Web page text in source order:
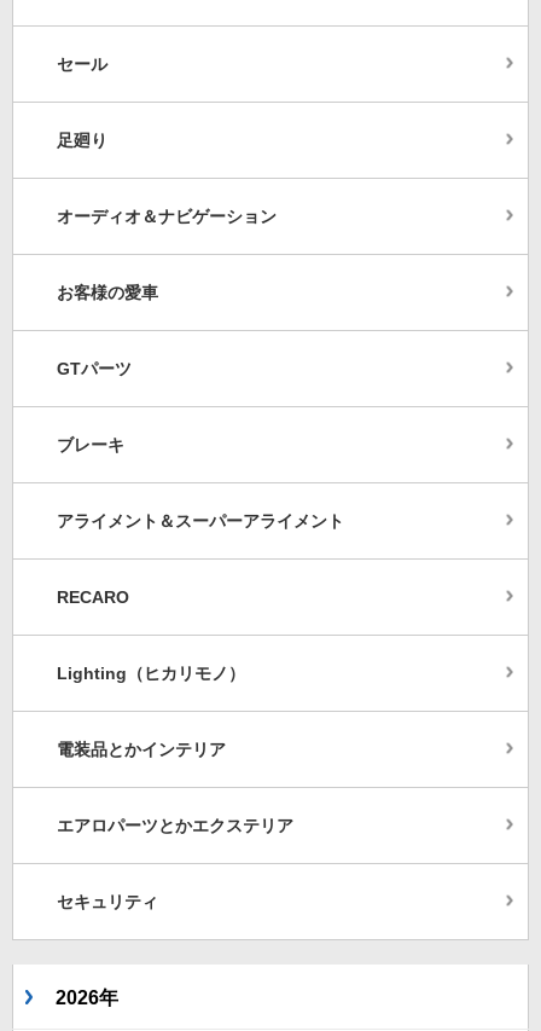
セール
足廻り
オーディオ＆ナビゲーション
お客様の愛車
GTパーツ
ブレーキ
アライメント＆スーパーアライメント
RECARO
Lighting（ヒカリモノ）
電装品とかインテリア
エアロパーツとかエクステリア
セキュリティ
2026年